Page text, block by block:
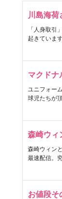
川島海
「人身取引
起きていま
マクドナ
ユニフォー
球児たちが
森崎ウィ
森崎ウィン
最速配信。
お値段そ